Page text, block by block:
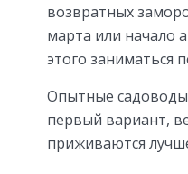
возвратных
марта или начало
этого заниматься
Опытные
первый вариант,
приживаются